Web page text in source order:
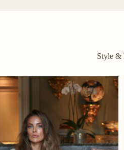
Style &